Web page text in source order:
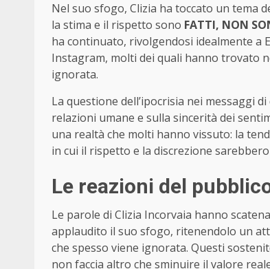
Nel suo sfogo, Clizia ha toccato un tema
la stima e il rispetto sono FATTI, NON
ha continuato, rivolgendosi idealmente a
Instagram, molti dei quali hanno trovato
ignorata.
La questione dell’ipocrisia nei messaggi
relazioni umane e sulla sincerità dei
una realtà che molti hanno vissuto: la
in cui il rispetto e la discrezione
Le reazioni del
Le parole di Clizia Incorvaia hanno
applaudito il suo sfogo, ritenendolo un
che spesso viene ignorata. Questi
non faccia altro che sminuire il valore